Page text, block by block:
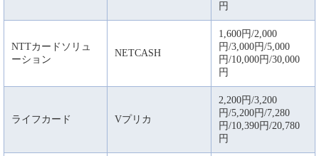
円
NTTカードソリュ
ーション
NETCASH
1,600円/2,000
円/3,000円/5,000
円/10,000円/30,000
円
ライフカード Vプリカ
2,200円/3,200
円/5,200円/7,280
円/10,390円/20,780
円